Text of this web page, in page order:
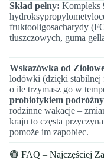
Skład pełny: Kompleks
fruktooligosacharydy
tłuszczowych, guma
Wskazówka od
lodówki (dzięki stabilnej
o ile trzymasz go w
probiotykiem
rodzinne wakacje –
kraju to częsta
pomoże im zapobiec.
🟢 FAQ – Najczęściej